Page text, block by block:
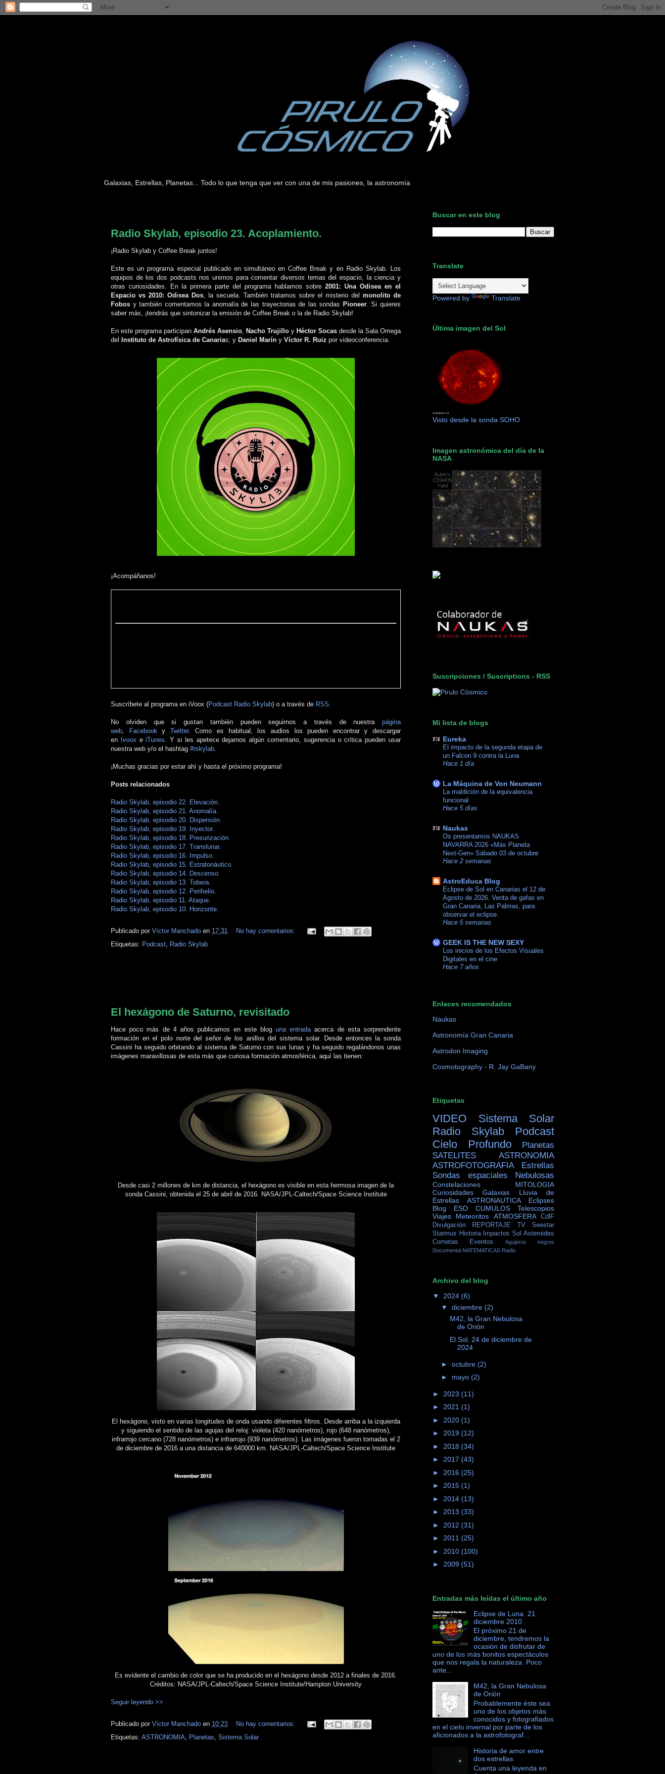
Galaxias, Estrellas, Planetas... Todo lo que tenga que ver con una de mis pasiones, la astronomía
Radio Skylab, episodio 23. Acoplamiento.
¡Radio Skylab y Coffee Break juntos!
Este es un programa especial publicado en simultáneo en Coffee Break y en Radio Skylab. Los
equipos de los dos podcasts nos unimos para comentar diversos temas del espacio, la ciencia y
otras curiosidades. En la primera parte del programa hablamos sobre 2001: Una Odisea en el
Espacio vs 2010: Odisea Dos, la secuela. También tratamos sobre el misterio del monolito de
Fobos y también comentamos la anomalía de las trayectorias de las sondas Pioneer. Si quieres
saber más, ¡tendrás que sintonizar la emisión de Coffee Break o la de Radio Skylab!
En este programa participan Andrés Asensio, Nacho Trujillo y Héctor Socas desde la Sala Omega
del
Instituto de Astrofísica de Canarias; y Daniel Marín y Víctor R. Ruiz por videoconferencia.
¡Acompáñanos!
Suscríbete al programa en iVoox (Podcast Radio Skylab) o a través de RSS.
No olviden que si gustan también pueden seguirnos a través de nuestra página
web, Facebooky Twitter. Como es habitual, los audios los pueden encontrar y descargar
en
IvooxeiTunes. Y si les apetece dejarnos algún comentario, sugerencia o crítica pueden usar
nuestra web y/o el hashtag #rskylab.
¡Muchas gracias por estar ahí y hasta el próximo programa!
Posts relacionados
Radio Skylab, episodio 22. Elevación.
Radio Skylab, episodio 21. Anomalía.
Radio Skylab, episodio 20. Dispersión.
Radio Skylab, episodio 19. Inyector.
Radio Skylab, episodio 18. Presurización
Radio Skylab, episodio 17. Translunar.
Radio Skylab, episodio 16. Impulso.
Radio Skylab, episodio 15. Estratonáutico.
Radio Skylab, episodio 14. Descenso.
Radio Skylab, episodio 13. Tobera.
Radio Skylab, episodio 12. Perihelio.
Radio Skylab, episodio 11. Ataque.
Radio Skylab, episodio 10. Horizonte.
Publicado por Víctor Manchado en 17:31
No hay comentarios:
Etiquetas: Podcast, Radio Skylab
El hexágono de Saturno, revisitado
Hace poco más de 4 años publicamos en este blog una entradaacerca de esta sorprendente
formación en el polo norte del señor de los anillos del sistema solar. Desde entonces la sonda
Cassini ha seguido orbitando al sistema de Saturno con sus lunas y ha seguido regalándonos unas
imágenes maravillosas de esta más que curiosa formación atmosférica, aquí las tienen:
Desde casi 2 millones de km de distancia, el hexágono es visible en esta hermosa imagen de la
sonda Cassini, obtenida el 25 de abril de 2016. NASA/JPL-Caltech/Space Science Institute
El hexágono, visto en varias longitudes de onda usando diferentes filtros. Desde arriba a la izquierda
y siguiendo el sentido de las agujas del reloj: violeta (420 nanómetros), rojo (648 nanómetros),
infrarrojo cercano (728 nanómetros) e infrarrojo (939 nanómetros). Las imágenes fueron tomadas el 2
de diciembre de 2016 a una distancia de 640000 km. NASA/JPL-Caltech/Space Science Institute
Es evidente el cambio de color que se ha producido en el hexágono desde 2012 a finales de 2016.
Créditos: NASA/JPL-Caltech/Space Science Institute/Hampton University
Seguir leyendo >>
Publicado por Víctor Manchado en 10:23
No hay comentarios:
Etiquetas: ASTRONOMIA, Planetas, Sistema Solar
Buscar en este blog
Translate
Powered by Translate
Última imagen del Sol
Visto desde la sonda SOHO
Imagen astronómica del día de la
NASA
Suscripciones / Suscriptions - RSS
Mi lista de blogs
Eureka
El impacto de la segunda etapa de
un Falcon 9 contra la Luna
Hace 1 día
La Máquina de Von Neumann
La maldición de la equivalencia
funcional
Hace 5 días
Naukas
Os presentamos NAUKAS
NAVARRA 2026 «Más Planeta
Next-Gen» Sábado 03 de octubre
Hace 2 semanas
AstroEduca Blog
Eclipse de Sol en Canarias el 12 de
Agosto de 2026. Venta de gafas en
Gran Canaria, Las Palmas, para
observar el eclipse.
Hace 5 semanas
GEEK IS THE NEW SEXY
Los inicios de los Efectos Visuales
Digitales en el cine
Hace 7 años
Enlaces recomendados
Naukas
Astronomía Gran Canaria
Astrodon Imaging
Cosmotography - R. Jay GaBany
Etiquetas
VIDEO
Sistema Solar
Radio Skylab
Podcast
Cielo Profundo
Planetas
SATELITES
ASTRONOMIA
ASTROFOTOGRAFIA
Estrellas
Sondas espaciales
Nebulosas
Constelaciones
MITOLOGIA
Curiosidades
Galaxias
Lluvia de
Estrellas
ASTRONAUTICA
Eclipses
Blog
ESO CUMULOS
Telescopios
Viajes
Meteoritos ATMOSFERA
CdlF
Divulgación
REPORTAJE TV
Seestar
Starmus Historia Impactos Sol Asteroides
Cometas
Eventos
Agujeros negros
Documental MATEMATICAS Radio
Archivo del blog
▼ 2024 (6)
▼ diciembre (2)
M42, la Gran Nebulosa
de Orión
El Sol, 24 de diciembre de
2024
► octubre (2)
► mayo (2)
► 2023 (11)
► 2021 (1)
► 2020 (1)
► 2019 (12)
► 2018 (34)
► 2017 (43)
► 2016 (25)
► 2015 (1)
► 2014 (13)
► 2013 (33)
► 2012 (31)
► 2011 (25)
► 2010 (100)
► 2009 (51)
Entradas más leídas el último año
Eclipse de Luna. 21
diciembre 2010
El próximo 21 de
diciembre, tendremos la
ocasión de disfrutar de
uno de los más bonitos espectáculos
que nos regala la naturaleza. Poco
ante...
M42, la Gran Nebulosa
de Orión
Probablemente éste sea
uno de los objetos más
conocidos y fotografiados
en el cielo invernal por parte de los
aficionados a la astrofotograf...
Historia de amor entre
dos estrellas
Cuenta una leyenda en